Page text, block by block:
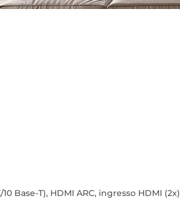
Base-T), HDMI ARC, ingresso HDMI (2x)